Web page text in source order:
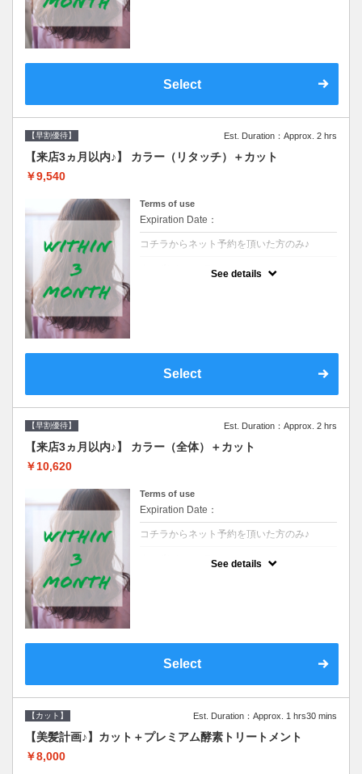
Select
【早割優待】 Est. Duration：Approx. 2 hrs
【来店3ヵ月以内♪】 カラー（リタッチ）＋カット
￥9,540
Terms of use
Expiration Date：
コチラからネット予約を頂いた方のみ♪
See details
Select
【早割優待】 Est. Duration：Approx. 2 hrs
【来店3ヵ月以内♪】 カラー（全体）＋カット
￥10,620
Terms of use
Expiration Date：
コチラからネット予約を頂いた方のみ♪
See details
Select
【カット】 Est. Duration：Approx. 1 hrs30 mins
【美髪計画♪】カット＋プレミアム酵素トリートメント
￥8,000